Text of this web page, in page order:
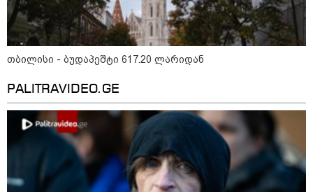
15:49 / 06-08-2026
შეიძინე ალდაგის სამოგზაურო დაზღვევა და
მიიღე გაორმაგებული ინტერნეტი
პოლიტიკა
თბილისი - ბუდაპეშტი 617.20 ლარიდან
PALITRAVIDEO.GE